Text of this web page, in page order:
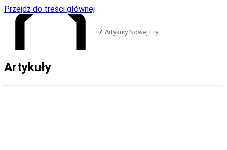
Przejdź do treści głównej
Artykuły Nowej Ery
Artykuły